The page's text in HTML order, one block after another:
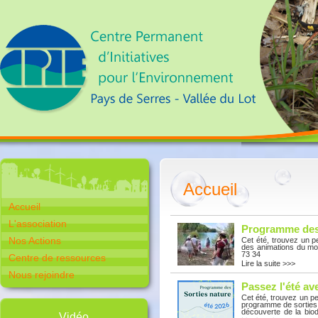
Accueil
L'association
Nos Actions
Centre de ressources
Nous rejoindre
Accueil
Programme
Cet été, trouvez un
des animations du
73 34
Lire la suite >>>
Passez l'été
Cet été, trouvez un
programme de
découverte de la